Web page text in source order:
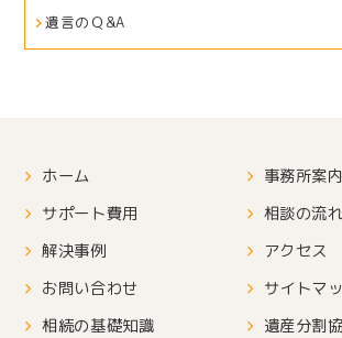
遺言のＱ&A
ホーム
事務所案内
サポート費用
相談の流れ
解決事例
アクセス
お問い合わせ
サイトマ
相続の基礎知識
遺産分割